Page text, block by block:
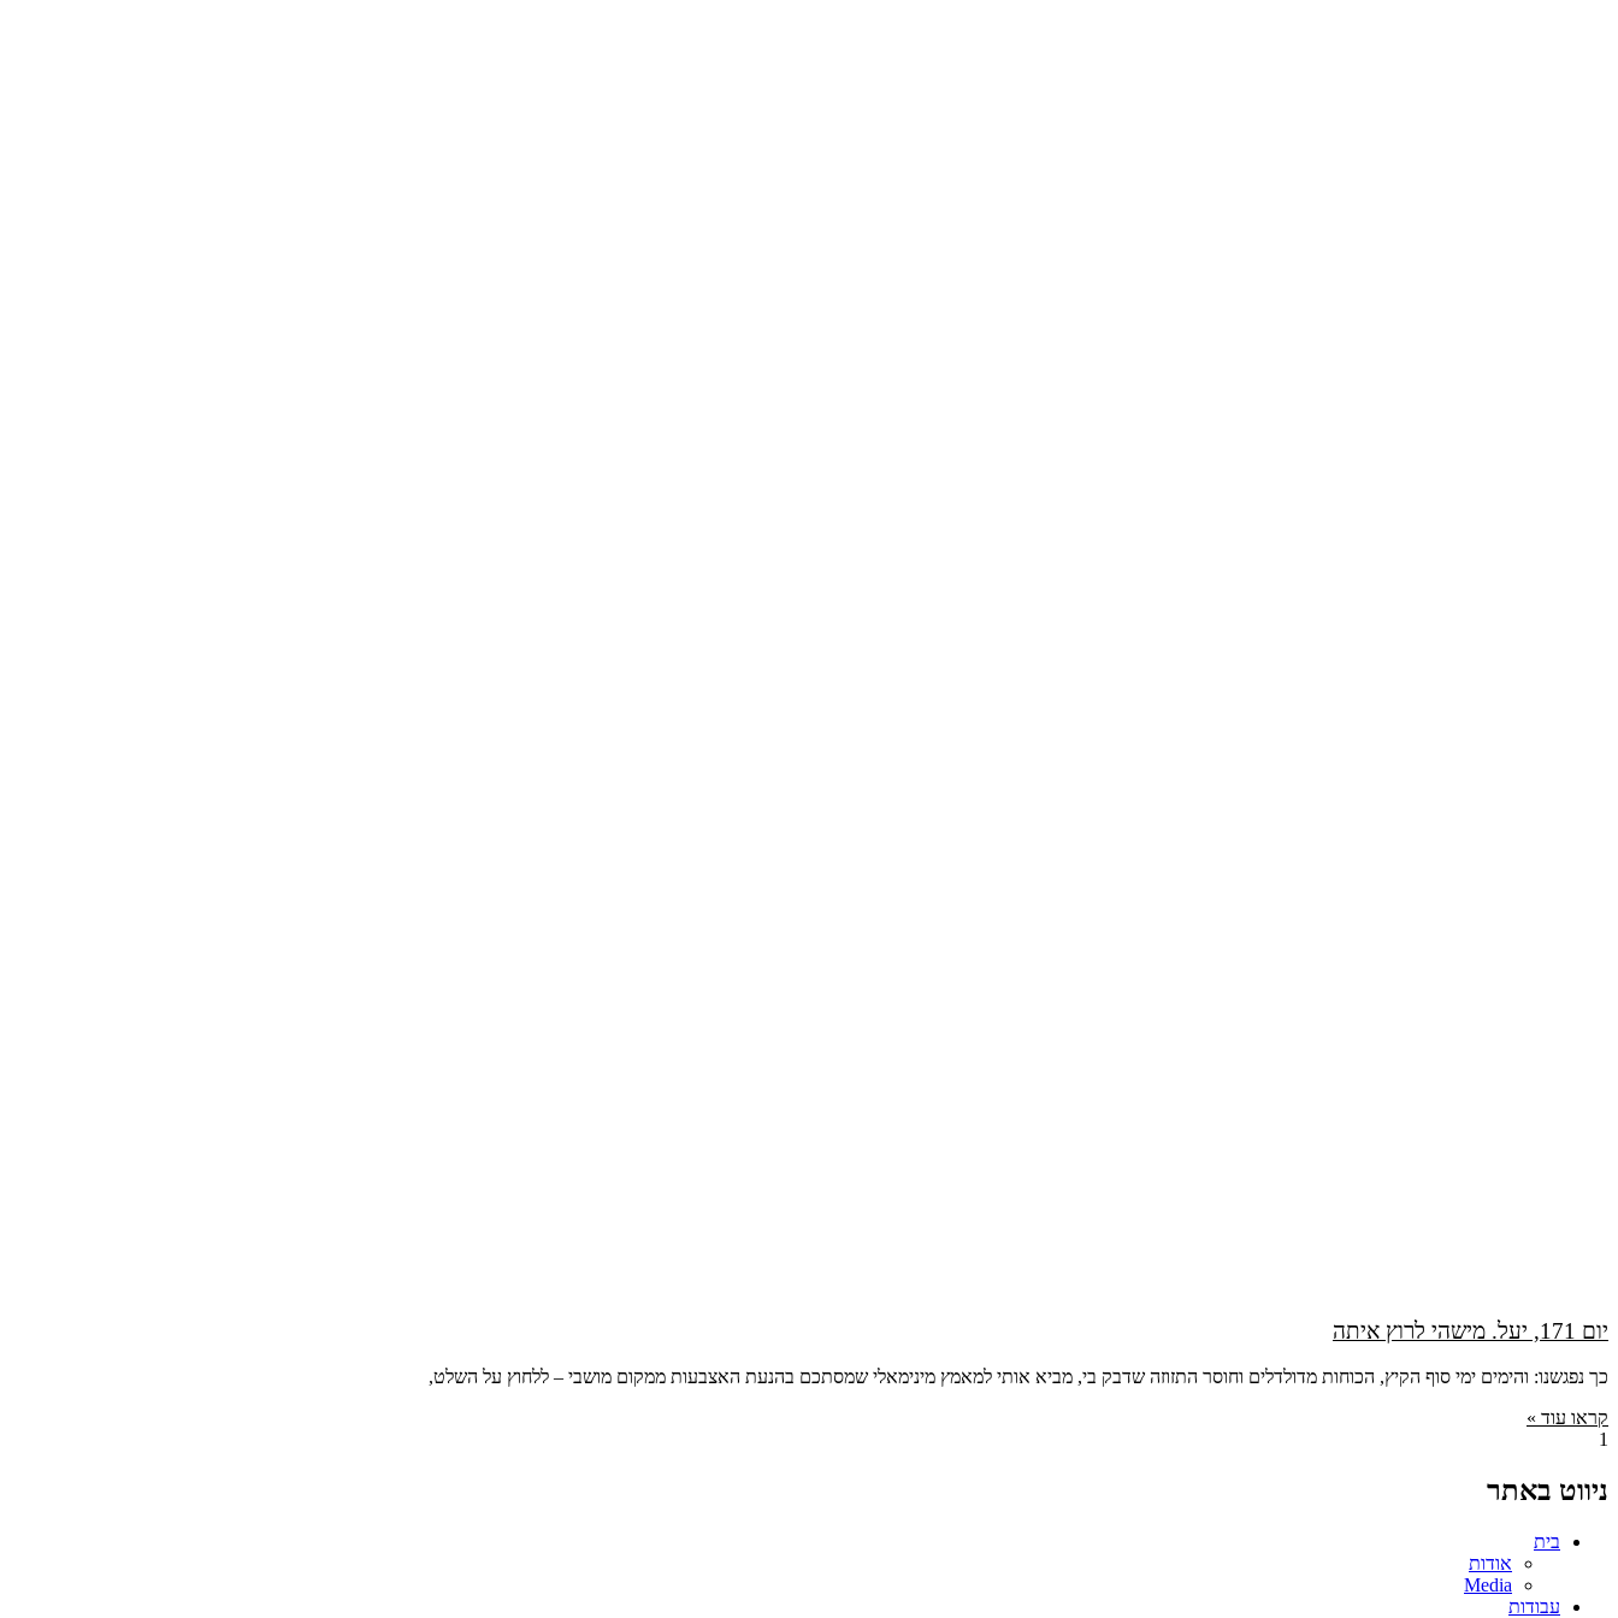
יום 171, יעל. מישהי לרוץ איתה
כך נפגשנו: והימים ימי סוף הקיץ, הכוחות מדולדלים וחוסר התזוזה שדבק בי, מביא אותי למאמץ מינימאלי שמסתכם בהנעת האצבעות ממקום מושבי – ללחוץ על השלט,
קראו עוד »
ניווט באתר
בית
אודות
Media
עבודות